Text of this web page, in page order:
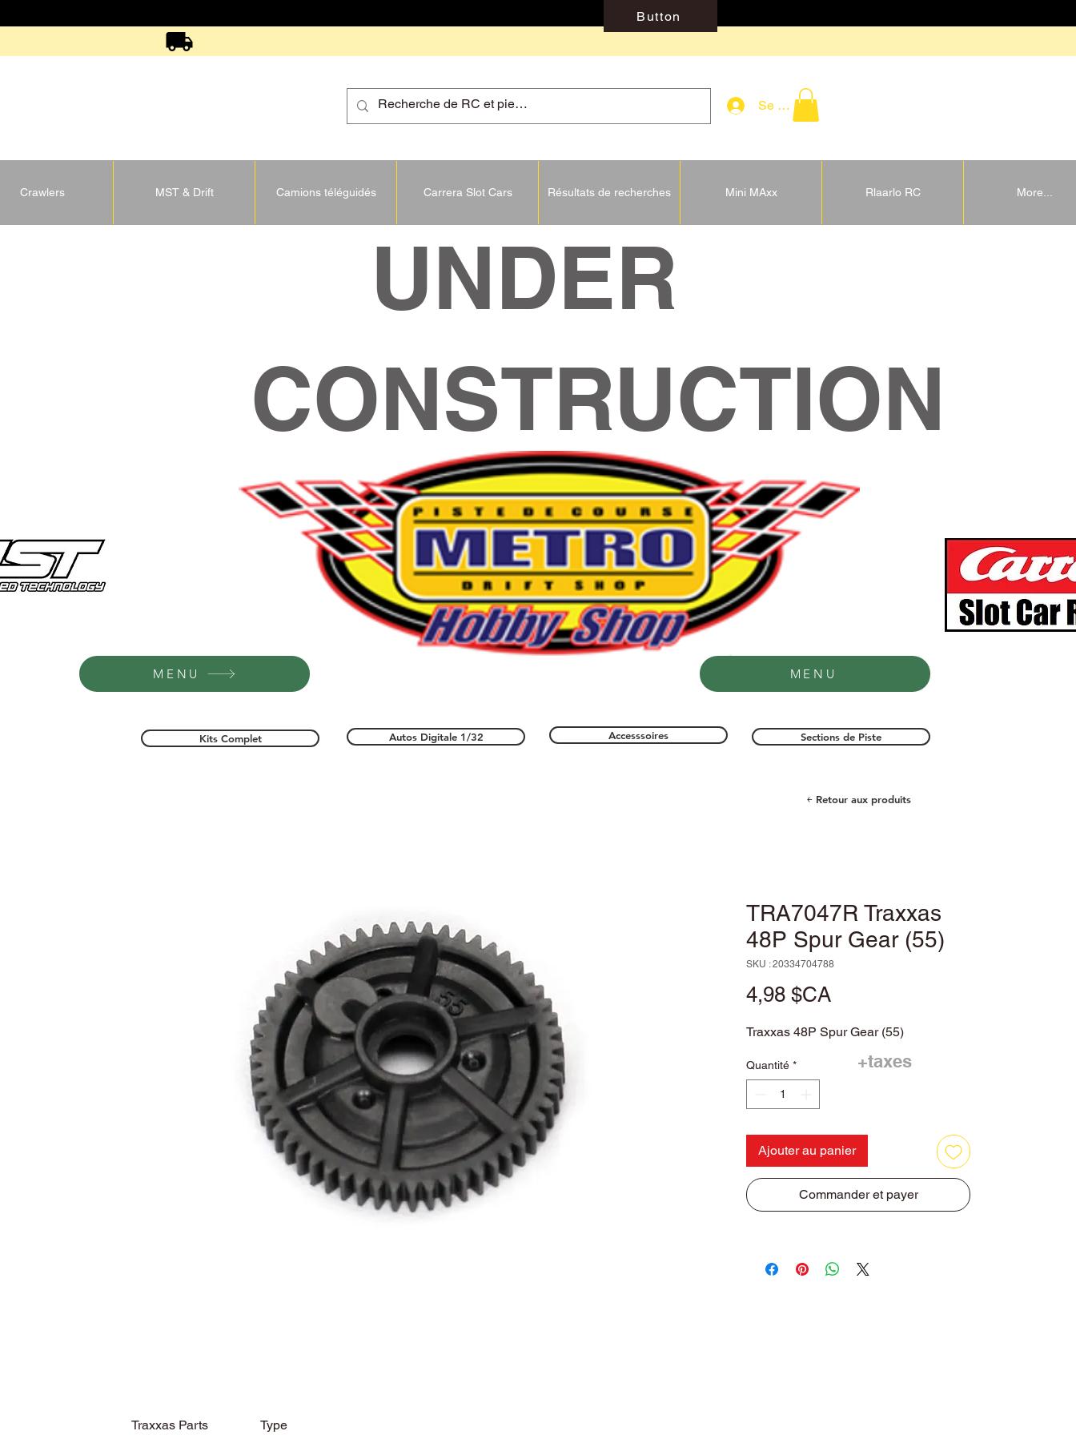
Button
Se connecter
Crawlers MST & Drift Camions téléguidés Carrera Slot Cars Résultats de recherches Mini MAxx Rlaarlo RC More...
UNDER
CONSTRUCTION
MENU MENU
Kits Complet Autos Digitale 1/32 Accesssoires Sections de Piste
TRA7047R Traxxas
48P Spur Gear (55)
SKU : 20334704788
4,98 $CAPrix
Traxxas 48P Spur Gear (55)
Quantité *
Ajouter au panier
Commander et payer
Traxxas Parts Type
+taxes
￩ Retour aux produits